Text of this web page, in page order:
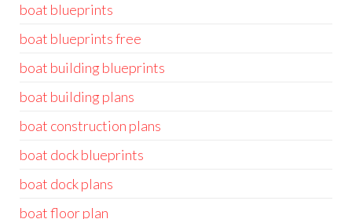
boat blueprints
boat blueprints free
boat building blueprints
boat building plans
boat construction plans
boat dock blueprints
boat dock plans
boat floor plan